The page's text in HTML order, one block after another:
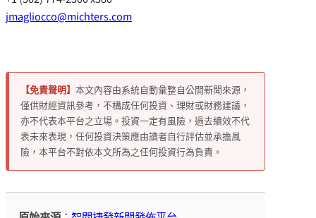
jmagliocco@michters.com
【免責聲明】 本文內容由系統自動彙整自公開新聞來源，
僅供財經資訊參考，不構成任何投資、理財或財務建議，
亦不代表本平台之立場。投資一定有風險，過去績效不代
表未來表現，任何投資決策應由讀者自行評估並承擔風
險，本平台不對依本文所為之任何投資行為負責。